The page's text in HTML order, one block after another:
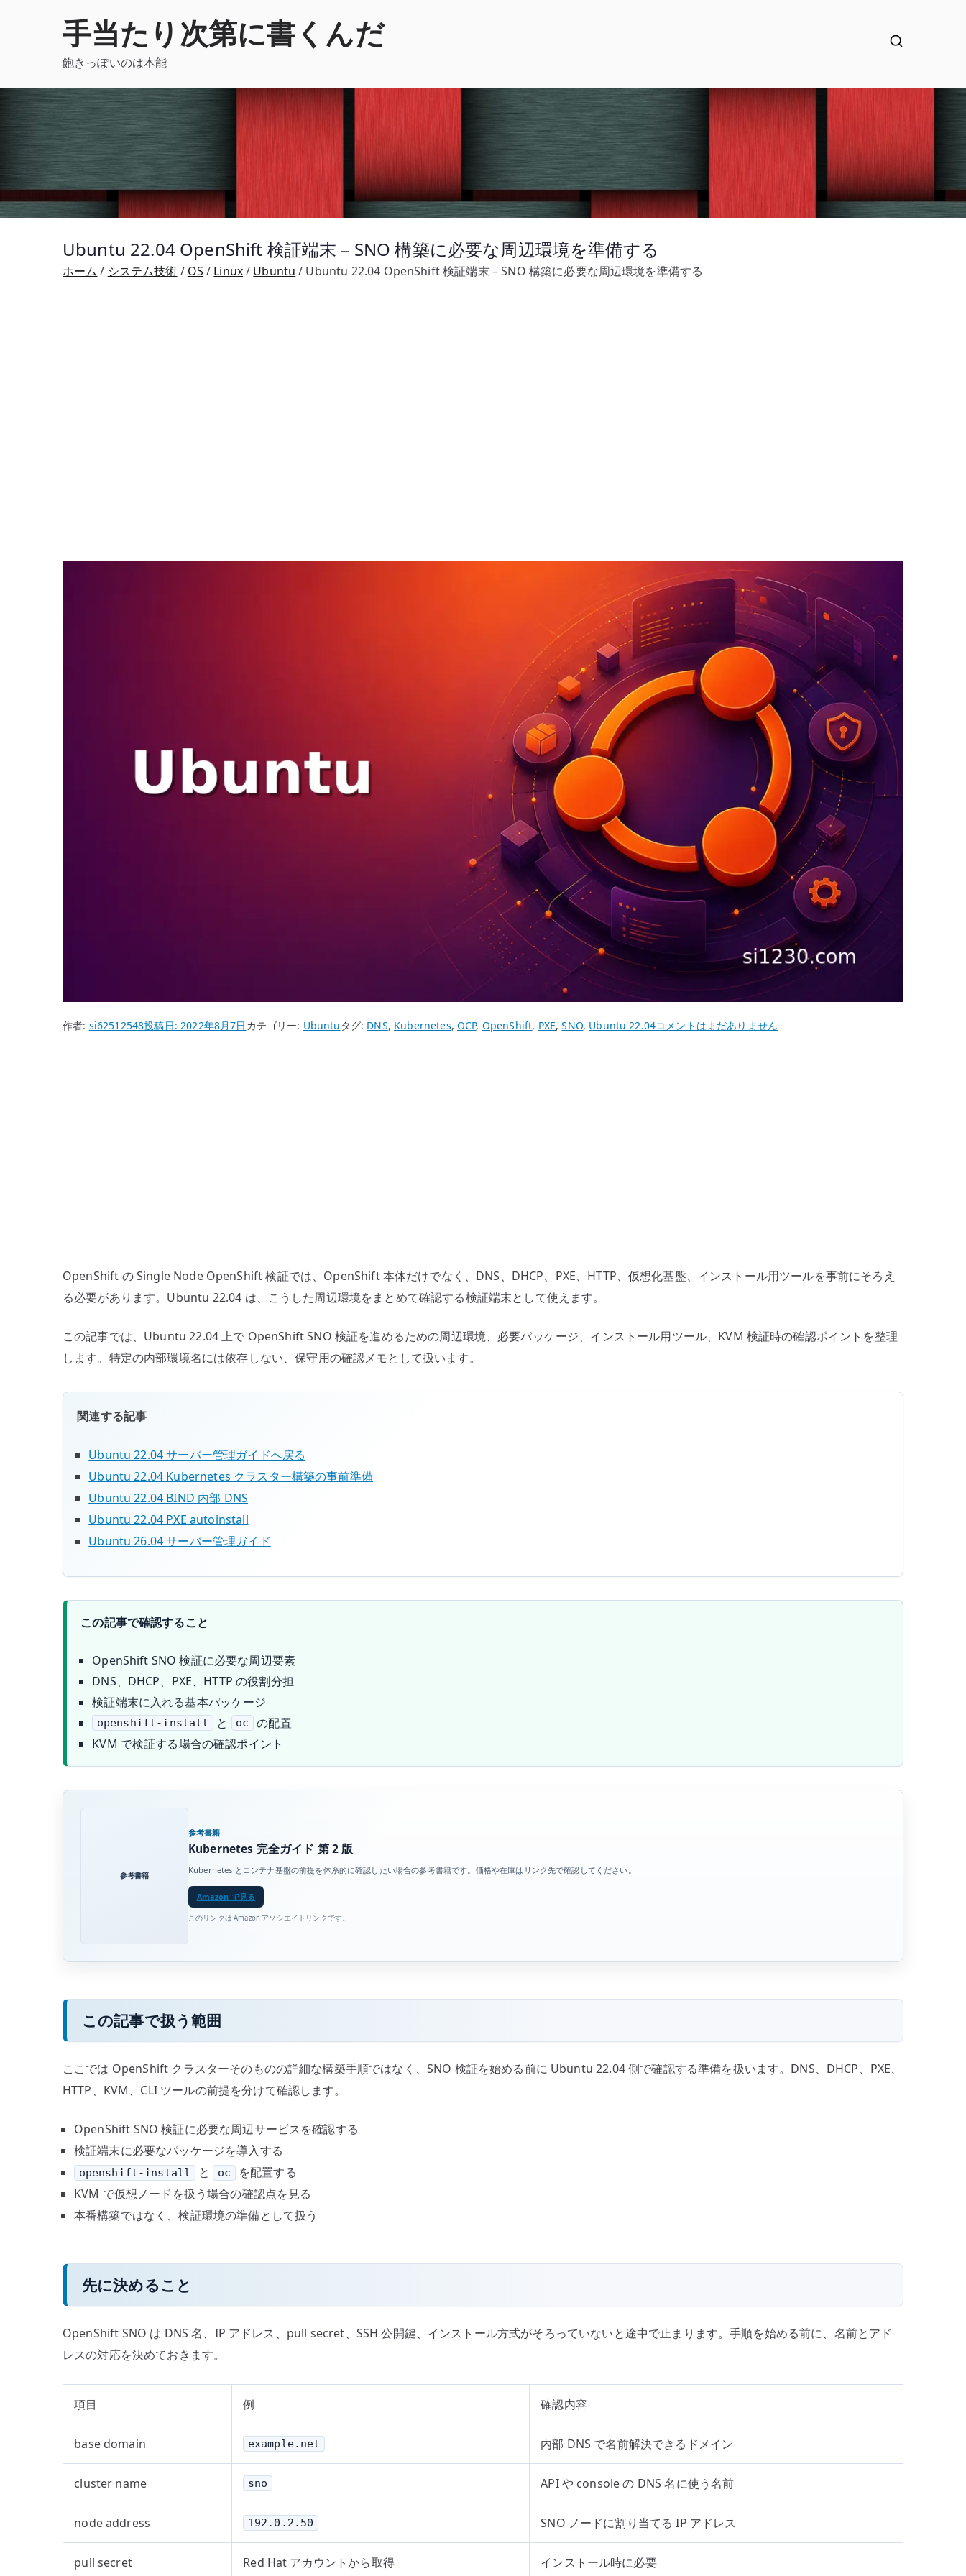
手当たり次第に書くんだ
飽きっぽいのは本能
Ubuntu 22.04 OpenShift 検証端末 – SNO 構築に必要な周辺環境を準備する
ホーム システム技術 OS Linux Ubuntu Ubuntu 22.04 OpenShift 検証端末 – SNO 構築に必要な周辺環境を準備する
作者: si62512548投稿日:2022年8月7日 カテゴリー: Ubuntu タグ: DNS, Kubernetes, OCP, OpenShift, PXE,SNO, Ubuntu 22.04Ubuntu
要
環
コメントはまだありません
OpenShift の Single Node OpenShift 検証では、OpenShift 本体だけでなく、DNS、DHCP、PXE、HTTP、仮想化基盤、インストール用ツールを事前にそろえ
る必要があります。Ubuntu 22.04 は、こうした周辺環境をまとめて確認する検証端末として使えます。
この記事では、Ubuntu 22.04 上で OpenShift SNO 検証を進めるための周辺環境、必要パッケージ、インストール用ツール、KVM 検証時の確認ポイントを整理
します。特定の内部環境名には依存しない、保守用の確認メモとして扱います。
関連する記事
Ubuntu 22.04 サーバー管理ガイドへ戻る
Ubuntu 22.04 Kubernetes クラスター構築の事前準備
Ubuntu 22.04 BIND 内部 DNS
Ubuntu 22.04 PXE autoinstall
Ubuntu 26.04 サーバー管理ガイド
この記事で確認すること
OpenShift SNO 検証に必要な周辺要素
DNS、DHCP、PXE、HTTP の役割分担
検証端末に入れる基本パッケージ
openshift-install と oc
の配置
KVM で検証する場合の確認ポイント
参考書籍
参考書籍
Kubernetes 完全ガイド 第 2 版
Kubernetes とコンテナ基盤の前提を体系的に確認したい場合の参考書籍です。価格や在庫はリンク先で確認してください。
Amazon で見る
このリンクは Amazon アソシエイトリンクです。
この記事で扱う範囲
ここでは OpenShift クラスターそのものの詳細な構築手順ではなく、SNO 検証を始める前に Ubuntu 22.04 側で確認する準備を扱います。DNS、DHCP、PXE、
HTTP、KVM、CLI ツールの前提を分けて確認します。
OpenShift SNO 検証に必要な周辺サービスを確認する
検証端末に必要なパッケージを導入する
openshift-install と oc
を配置する
KVM で仮想ノードを扱う場合の確認点を見る
本番構築ではなく、検証環境の準備として扱う
先に決めること
OpenShift SNO は DNS 名、IP アドレス、pull secret、SSH 公開鍵、インストール方式がそろっていないと途中で止まります。手順を始める前に、名前とアド
レスの対応を決めておきます。
項目 例 確認内容
base domain example.net 内部 DNS で名前解決できるドメイン
cluster name sno API や console の DNS 名に使う名前
node address 192.0.2.50 SNO ノードに割り当てる IP アドレス
pull secret Red Hat アカウントから取得 インストール時に必要